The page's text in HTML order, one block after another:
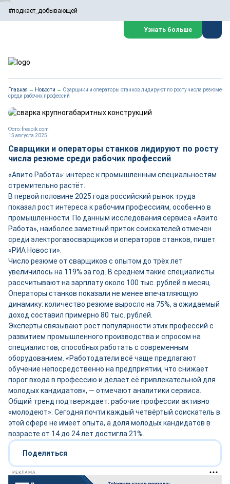
#подкаст_добывающей
Узнать больше
Главная → Новости → Сварщики и операторы станков лидируют по росту числа резюме
среди рабочих профессий
15 августа 2025
Фото: freepik.com
Сварщики и операторы станков лидируют по росту
числа резюме среди рабочих профессий
«Авито Работа»: интерес к промышленным специальностям
стремительно растёт.
В первой половине 2025 года российский рынок труда
показал рост интереса к рабочим профессиям, особенно в
промышленности. По данным исследования сервиса «Авито
Работа», наиболее заметный приток соискателей отмечен
среди электрогазосварщиков и операторов станков, пишет
«РИА Новости».
Число резюме от сварщиков с опытом до трёх лет
увеличилось на 119% за год. В среднем такие специалисты
рассчитывают на зарплату около 100 тыс. рублей в месяц.
Операторы станков показали не менее впечатляющую
динамику: количество резюме выросло на 75%, а ожидаемый
доход составил примерно 80 тыс. рублей.
Эксперты связывают рост популярности этих профессий с
развитием промышленного производства и спросом на
специалистов, способных работать с современным
оборудованием. «Работодатели всё чаще предлагают
обучение непосредственно на предприятии, что снижает
порог входа в профессию и делает её привлекательной для
молодых кандидатов», — отмечают аналитики сервиса.
Общий тренд подтверждает: рабочие профессии активно
«молодеют». Сегодня почти каждый четвёртый соискатель в
этой сфере не имеет опыта, а доля молодых кандидатов в
возрасте от 14 до 24 лет достигла 21%.
Поделиться
РЕКЛАМА